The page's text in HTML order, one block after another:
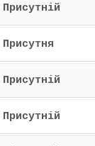
Присутній
Присутня
Присутній
Присутній